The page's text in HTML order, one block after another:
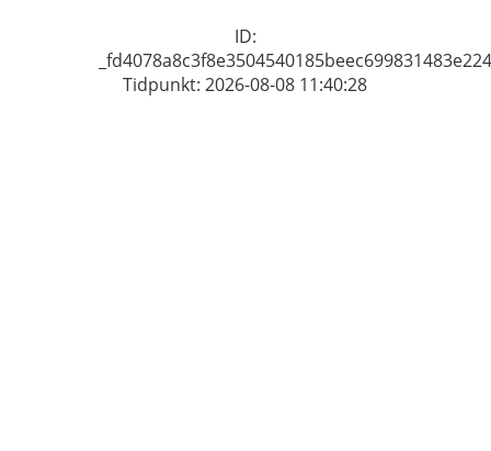
ID:
_fd4078a8c3f8e3504540185beec699831483e224
Tidpunkt: 2026-08-08 11:40:28